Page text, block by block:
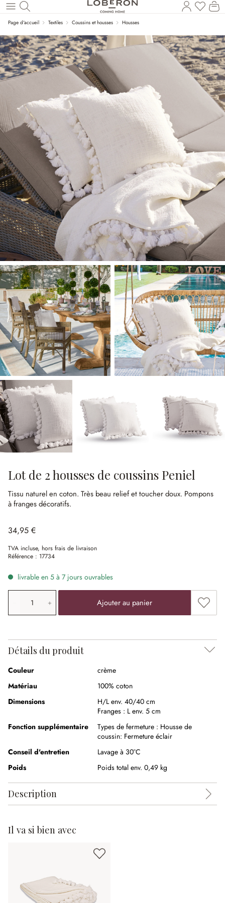
Revenir au contenu principal
Vous
Page d'accueil Textiles Coussins et housses Housses
Lot de 2 housses de coussins Peniel
Tissu naturel en coton. Très beau relief et toucher doux. Pompons
à franges décoratifs.
34,95 €
TVA incluse, hors frais de livraison
Référence : 17734
livrable en 5 à 7 jours ouvrables
Quantité de produit: saisissez la valeur souhaitée ou
Ajouter au panier
Détails du produit
Couleur
crème
Matériau
100% coton
Dimensions
H/L env. 40/40 cm
Franges : L env. 5 cm
Fonction supplémentaire
Types de fermeture : Housse de
coussin: Fermeture éclair
Conseil d'entretien
Lavage à 30°C
Poids
Poids total env. 0,49 kg
Description
Il va si bien avec